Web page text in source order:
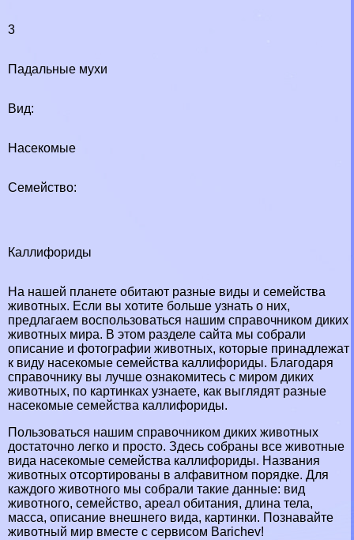
3
Падальные мухи
Вид:
Насекомые
Семейство:
Каллифориды
На нашей планете обитают разные виды и семейства
животных. Если вы хотите больше узнать о них,
предлагаем воспользоваться нашим справочником диких
животных мира. В этом разделе сайта мы собрали
описание и фотографии животных, которые принадлежат
к виду насекомые семейства каллифориды. Благодаря
справочнику вы лучше ознакомитесь с миром диких
животных, по картинках узнаете, как выглядят разные
насекомые семейства каллифориды.
Пользоваться нашим справочником диких животных
достаточно легко и просто. Здесь собраны все животные
вида насекомые семейства каллифориды. Названия
животных отсортированы в алфавитном порядке. Для
каждого животного мы собрали такие данные: вид
животного, семейство, ареал обитания, длина тела,
масса, описание внешнего вида, картинки. Познавайте
животный мир вместе с сервисом Barichev!